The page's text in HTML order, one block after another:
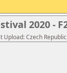
2020 -
Czech